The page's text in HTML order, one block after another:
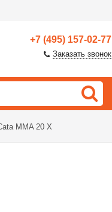
+7 (495) 157-02-77
Заказать звонок
MMA 20 X